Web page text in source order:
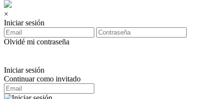
×
Iniciar sesión
Olvidé mi contraseña
Iniciar sesión
Continuar como invitado